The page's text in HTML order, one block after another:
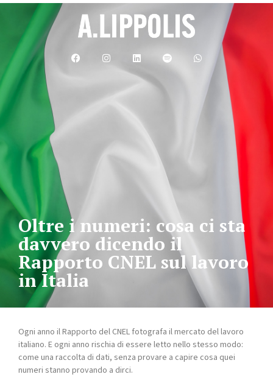
Oltre i numeri: cosa ci sta
davvero dicendo il
Rapporto CNEL sul lavoro
in Italia
Ogni anno il Rapporto del CNEL fotografa il mercato del lavoro
italiano. E ogni anno rischia di essere letto nello stesso modo:
come una raccolta di dati, senza provare a capire cosa quei
numeri stanno provando a dirci.